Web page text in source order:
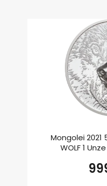
Mongolei 2021
WOLF 1